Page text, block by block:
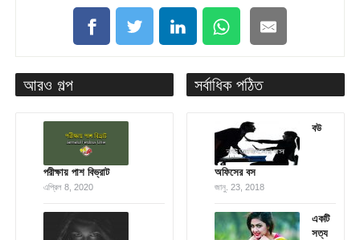
আরও গল্প
পরীক্ষায় পাশ বিভ্রাট
এপ্রিল 8, 2020
সর্বাধিক পঠিত
বউ
অফিসের বস
জানু. 23, 2018
একটি
সত্য